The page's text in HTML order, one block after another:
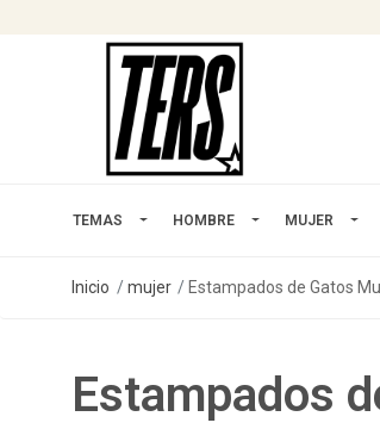
TEMAS HOMBRE MUJER
Inicio mujer Estampados de Gatos
Estampados